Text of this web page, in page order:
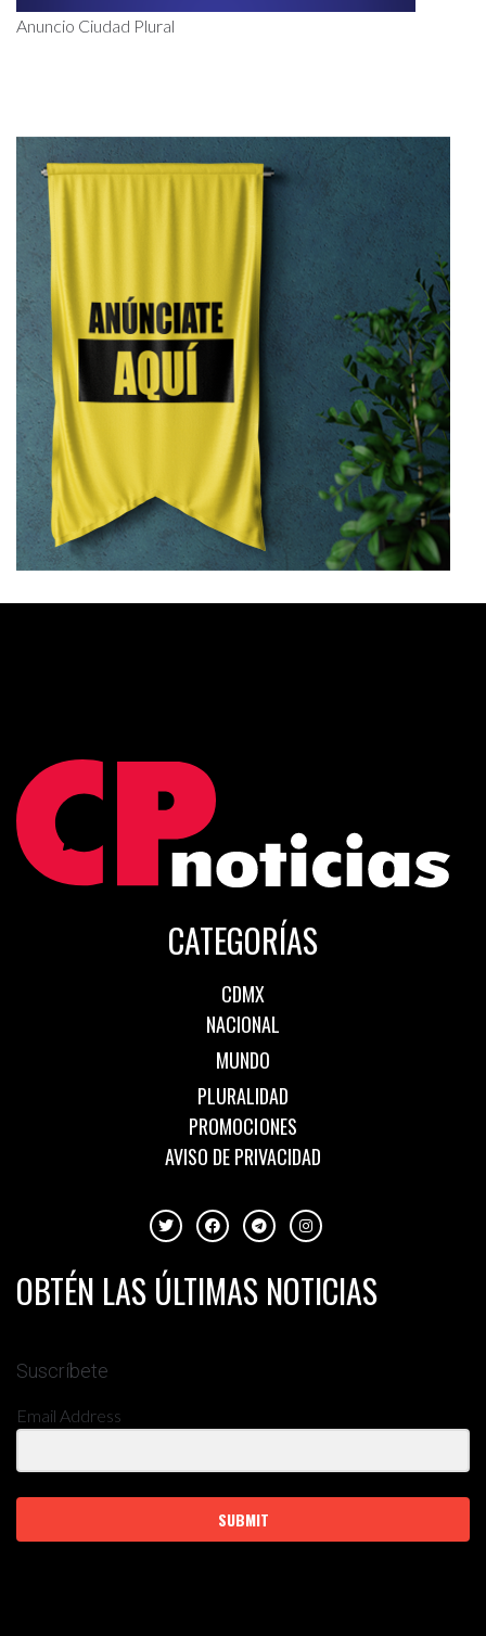
Anuncio Ciudad Plural
CATEGORÍAS
CDMX
NACIONAL
MUNDO
PLURALIDAD
PROMOCIONES
AVISO DE PRIVACIDAD
OBTÉN LAS ÚLTIMAS NOTICIAS
Suscríbete
Email Address
SUBMIT